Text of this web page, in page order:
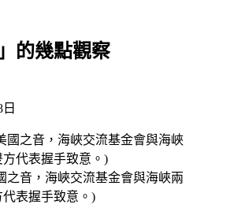
的幾點觀察
之音，海峽交流基金會與海峽兩
表握手致意。)